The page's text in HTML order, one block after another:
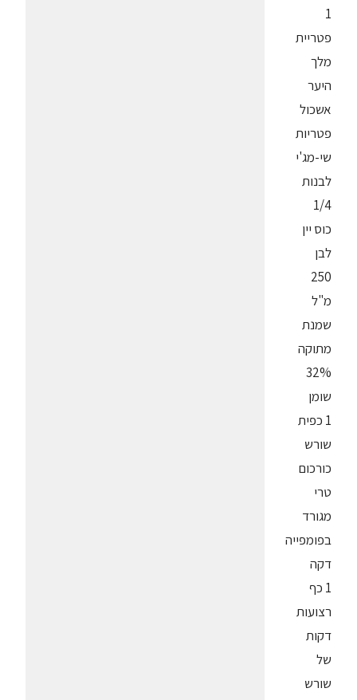
1
פטריית
מלך
היער
אשכול
פטריות
שי-מג'י
לבנות
1/4
כוס יין
לבן
250
מ"ל
שמנת
מתוקה
32%
שומן
1 כפית
שורש
כורכום
טרי
מגורד
בפומפייה
דקה
1 כף
רצועות
דקות
של
שורש